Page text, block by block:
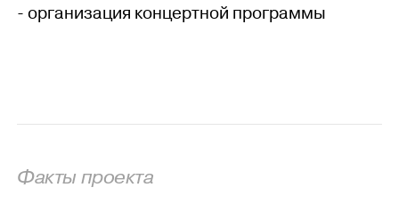
- организация концертной программы
Факты проекта